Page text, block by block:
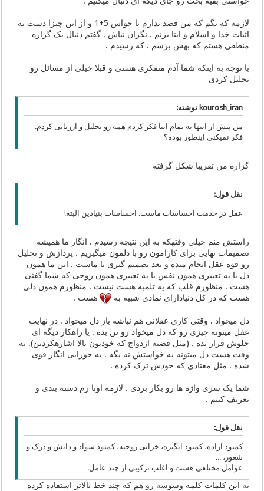
لازمه که بگم که من قصد ندارم با حواس 5+1 و از این چیزا دست به
اثبات خدا و اسلام و اینا بزنم . نگران نباش . گفتم دنبال یک گزاره
منطقی هستم که بهش برسم . که رسیدم .
با توجه به اینکه شما آدم متفکری هستی و قبلا خیلی از مسائل رو
تحلیل کردی
kourosh_iran نوشته:
من پیش از اینها به تمام اینا فکر کردم همه رو تحلیل و ارزیابی کردم.
فکر نمیکنی اینطور بوده؟
گزاره من تقریبا شکل گرفته
نقل قول:
عقل در خدمت احساسات ماست. احساسات بنیادین البته!
راستش منم خیلی وقتهکه به این نتیجه رسیدم . انگار ما همیشه
تصمیمات نهایی برای کارامون رو با دلمون میگیریم . پردازش و تحلیل
رو قوه عقل انجام میده و بعد تصمیم گیری با ماست . این ما همون
دل یا به تعبیری همون نفس یا به تعبیری همون روحی که شما گفتی
هست . منظورم قلب که یه تلمبه هست نیست . منظورم همون دلی
هست که در کل دنیادارای نمادی شبیه به
هست .
دل میخواد . وقتی کاری عقلانی هم نباشه باز دل میخواد . در نهایت
عقل میتونه چیزی رو که دل میخواد رو تن بده . یا راهکار دیگه ای
جلوش قرار بده . (مثل قضیه ازدواج که خودتون بالا اشارهکردین). یه
وقت هست دل میتونه به خواستش نه بگه . یه جورایی انگار قوی
شده . مثل معتادی که خودش ترک کرده .
شما یک سری واژه ها رو بکار بردی . لازمه اونا رم دسته بندی و
تعریف کنیم .
نقل قول:
کمبود اراده، کمبود انگیزه، خرابی روحیه، کمبود سواد و دانش و درک و
شعور، ...
عوامل مختلفی هست و اغلب ترکیبی از چند عامل.
به این کلمات کلمه وسوسه رو هم که چند خط بالاتر استفاده کرده